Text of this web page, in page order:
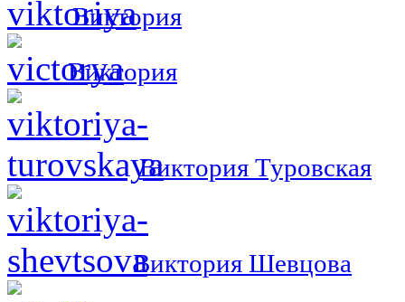
Виктория
Виктория
Виктория Туровская
Виктория Шевцова